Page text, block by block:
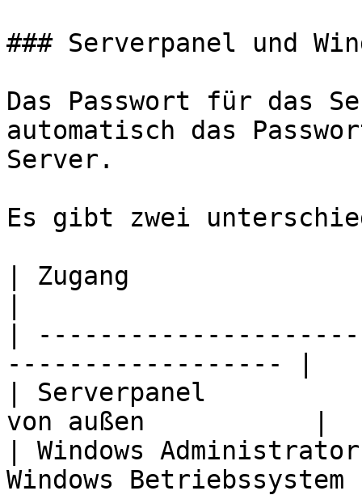
### Serverpanel und
Das Passwort für das
automatisch das
Server.
Es gibt zwei
| Zugang
|
------------------ |
| Serverpanel
von außen           |
| Windows
Windows